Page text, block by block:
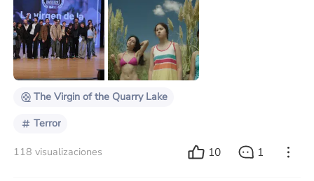
cerveza helada que se mete en la sangre caliente de
un cuerpo sudado. La televisión encendida en Susana
Giménez como para tener un ruido de fondo. Los
cortes de luz en la casa de las abuelas. Las
escapadas al ciber para chatear con la persona que
The Virgin of the Quarry Lake
Terror
118 visualizaciones 10 1